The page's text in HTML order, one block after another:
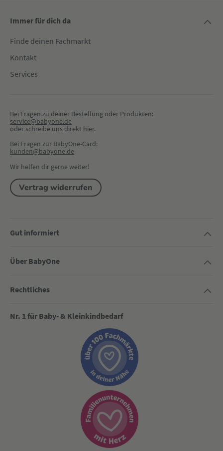
Immer für dich da
Finde deinen Fachmarkt
Kontakt
Services
Bei Fragen zu deiner Bestellung oder Produkten:
service@babyone.de
oder schreibe uns direkt hier.
Bei Fragen zur BabyOne-Card:
kunden@babyone.de
Wir helfen dir gerne weiter!
Vertrag widerrufen
Gut informiert
Über BabyOne
Rechtliches
Nr. 1 für Baby- & Kleinkindbedarf